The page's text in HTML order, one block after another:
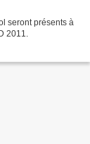
seront présents à
2011.